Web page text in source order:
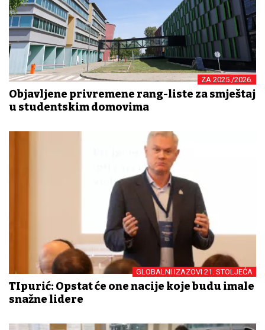
ZA 2025./2026.
Objavljene privremene rang-liste za smještaj
u studentskim domovima
GLOBALNI IZAZOVI 21. STOLJEĆA
TIpurić: Opstat će one nacije koje budu imale
snažne lidere